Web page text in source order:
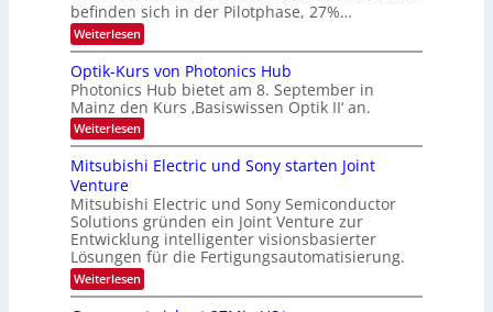
r
k
e
W
a
c
h
s
u
i
m
e
r
s
t
e
n
-
H
e
r
a
e
u
s
-
S
e
n
a
r
befinden sich in der Pilotphase, 27%…
Weiterlesen:
K
-
E
i
n
s
t
n
m
m
t
i
n
Optik-Kurs von Photonics Hub
Photonics Hub bietet am 8. September in
Mainz den Kurs ‚Basiswissen Optik II‘ an.
Weiterlesen:
O
p
t
k
-
K
u
r
s
v
Mitsubishi Electric und Sony starten Joint
Venture
Mitsubishi Electric und Sony Semiconductor
Solutions gründen ein Joint Venture zur
Entwicklung intelligenter visionsbasierter
Lösungen für die Fertigungsautomatisierung.
Weiterlesen:
M